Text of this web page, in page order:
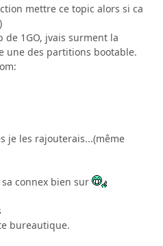
mettre ce topic alors si ca
de 1GO, jvais surment la
une des partitions bootable.
je les rajouterais...(même
connex bien sur
bureautique.